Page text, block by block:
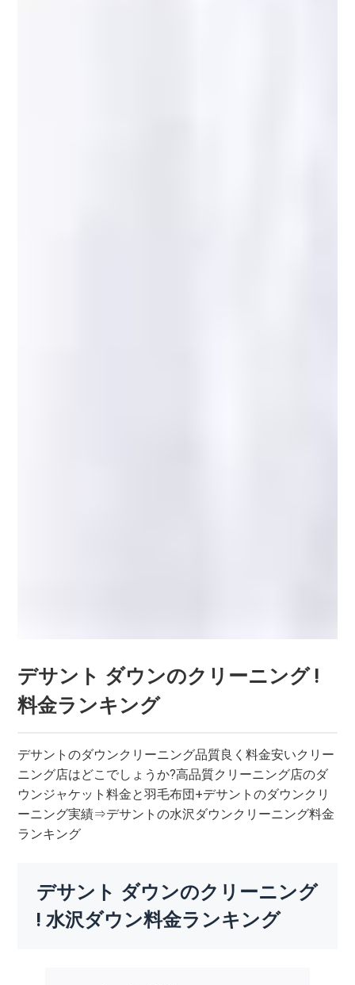
デサント ダウンのクリーニング !
料金ランキング
デサントのダウンクリーニング品質良く料金安いクリー
ニング店はどこでしょうか?高品質クリーニング店のダ
ウンジャケット料金と羽毛布団+デサントのダウンクリ
ーニング実績⇒デサントの水沢ダウンクリーニング料金
ランキング
デサント ダウンのクリーニング
! 水沢ダウン料金ランキング